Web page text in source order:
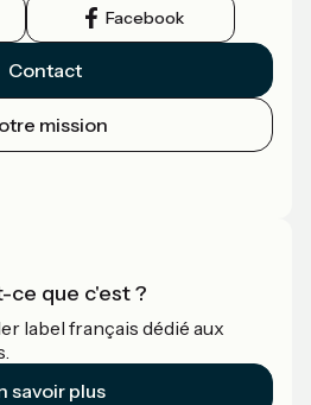
Facebook
Contact
mission
ce que c'est ?
label français dédié aux
savoir plus